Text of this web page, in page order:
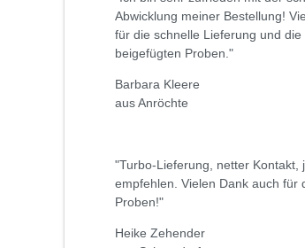
Abwicklung meiner Bestellung!
für die schnelle Lieferung und die
beigefügten Proben."
Barbara Kleere
aus Anröchte
"Turbo-Lieferung, netter Kontakt,
empfehlen. Vielen Dank auch für
Proben!"
Heike Zehender